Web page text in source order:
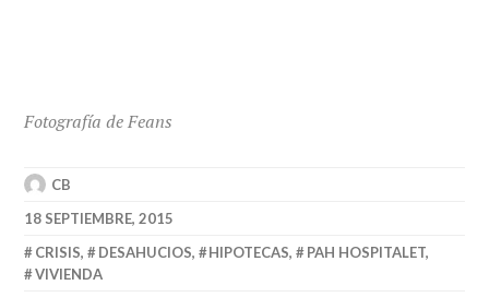
Fotografía de Feans
CB
18 SEPTIEMBRE, 2015
CRISIS, DESAHUCIOS, HIPOTECAS, PAH HOSPITALET,
VIVIENDA